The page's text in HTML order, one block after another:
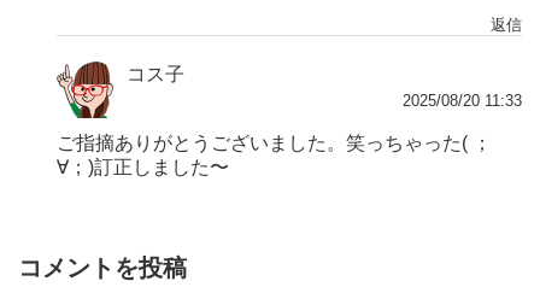
返信
コス子
2025/08/20 11:33
ご指摘ありがとうございました。笑っちゃった( ；
∀；)訂正しました〜
コメントを投稿